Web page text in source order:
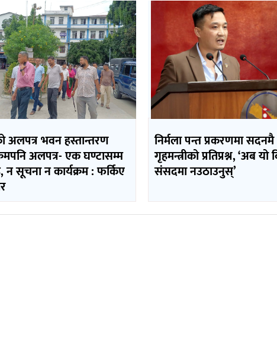
अलपत्र भवन हस्तान्तरण
अलपत्र- एक घण्टासम्म
न सूचना न कार्यक्रम : फर्किए
निर्मला पन्त प्रकरणमा सदनमै
गृहमन्त्रीको प्रतिप्रश्न, ‘अब यो
संसदमा नउठाउनुस्’